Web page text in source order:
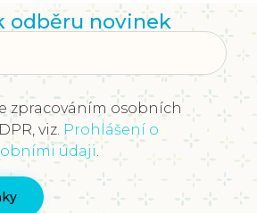
odběru novinek
zpracováním osobních
viz. Prohlášení o
údaji.